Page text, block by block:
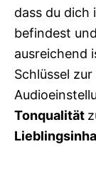
dass du dich
befindest
ausreichend
Schlüssel
Tonqualität